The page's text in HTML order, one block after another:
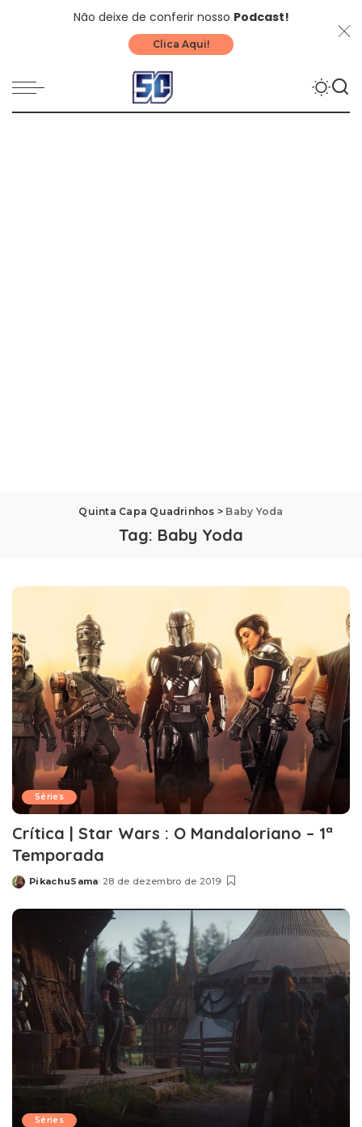
Não deixe de conferir nosso Podcast!
Clica Aqui!
Quinta Capa Quadrinhos > Baby Yoda
Tag: Baby Yoda
Séries
Crítica | Star Wars : O Mandaloriano – 1ª
Temporada
Posted
PikachuSama 28 de dezembro de 2019
Séries